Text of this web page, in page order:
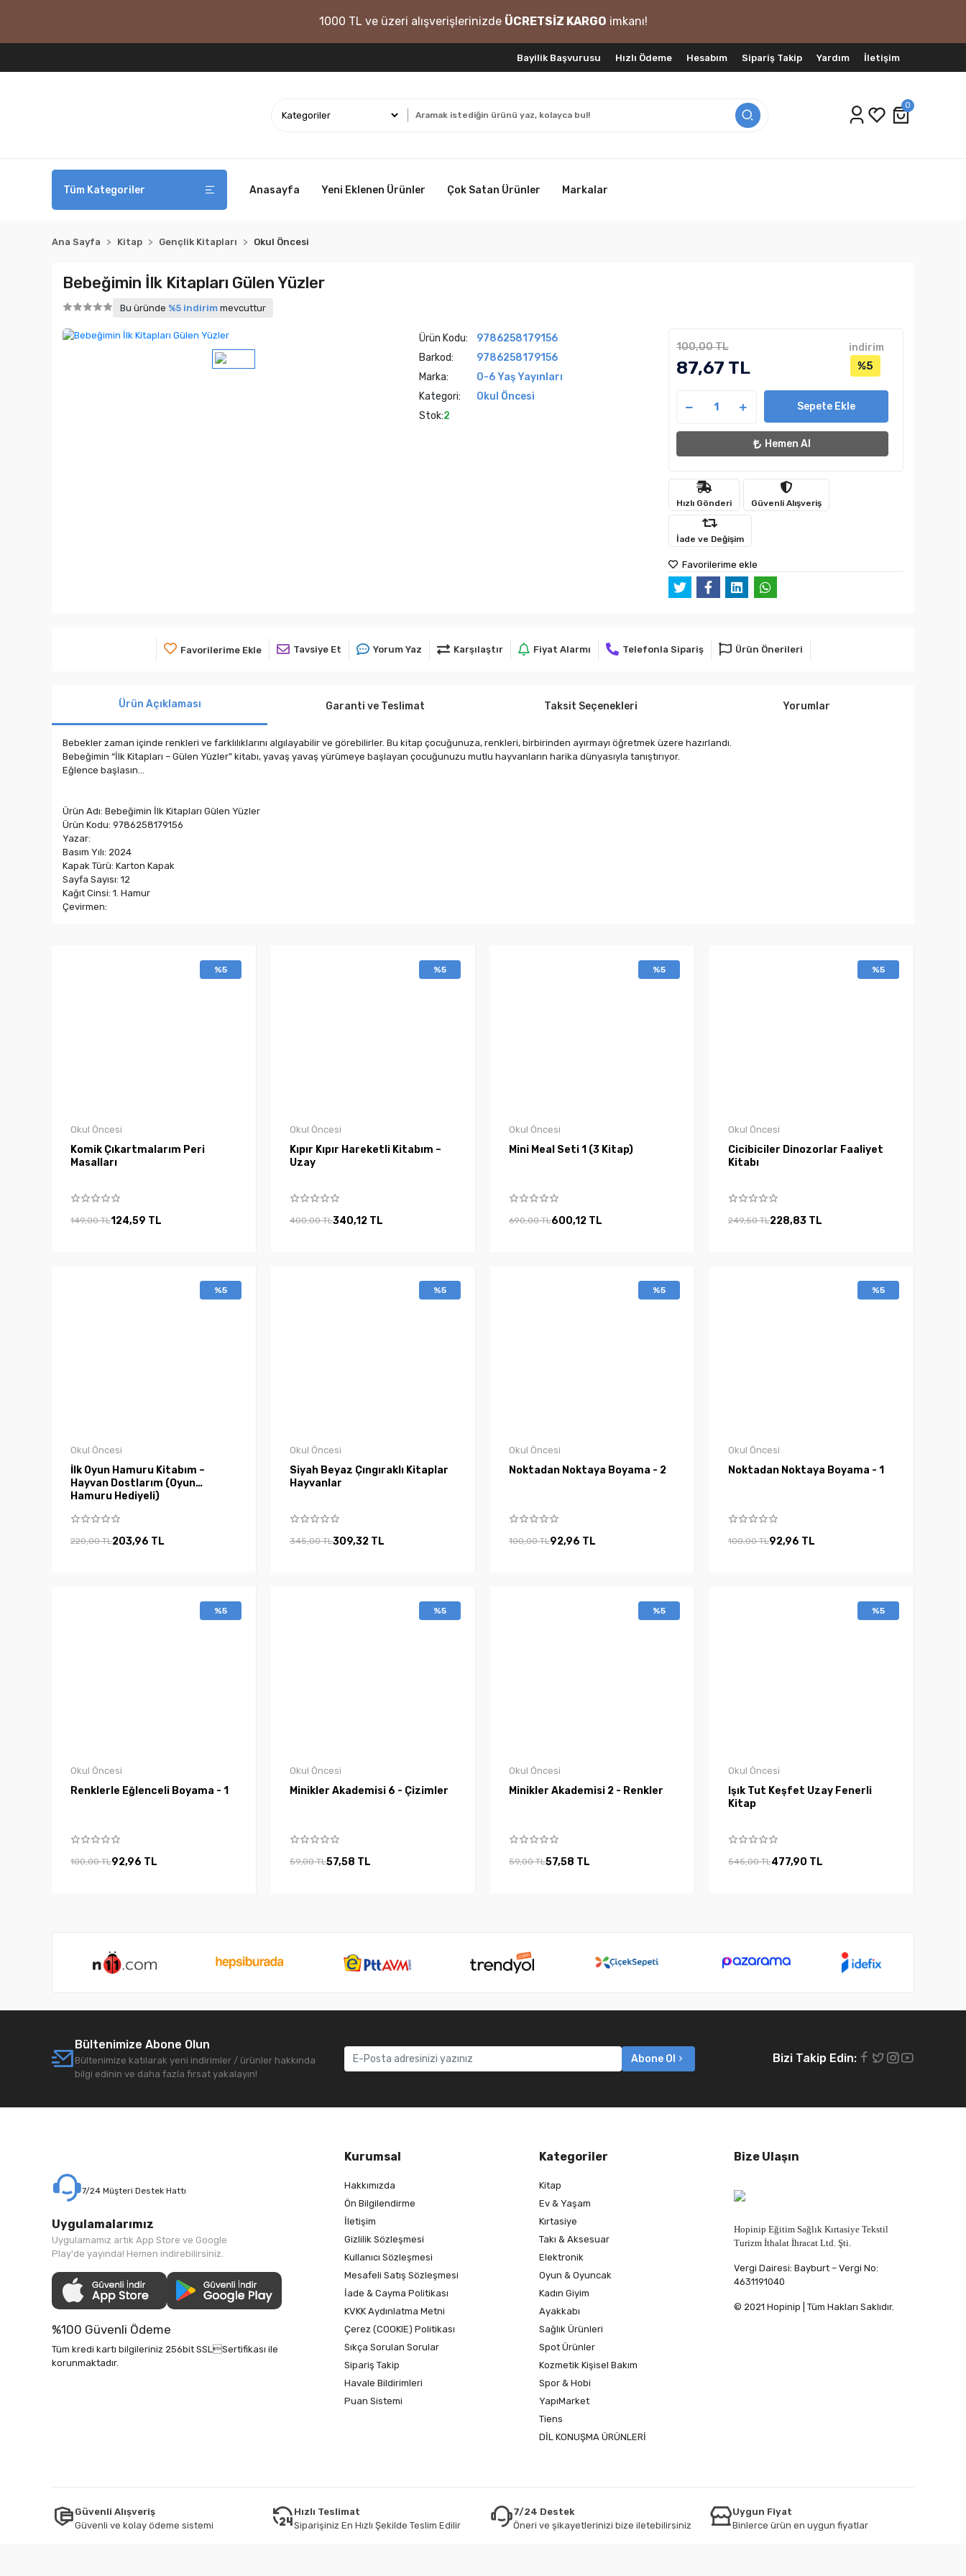
1000 TL ve üzeri alışverişlerinizde ÜCRETSİZ KARGO imkanı!
Bayilik Başvurusu Hızlı Ödeme Hesabım Sipariş Takip Yardım İletişim
0
Tüm Kategoriler Anasayfa Yeni Eklenen Ürünler Çok Satan Ürünler Markalar
Ana Sayfa Kitap Gençlik Kitapları Okul Öncesi
Bebeğimin İlk Kitapları Gülen Yüzler
Bu üründe %5 indirim mevcuttur
Ürün Kodu:
9786258179156
Barkod:
9786258179156
Marka:
0-6 Yaş Yayınları
Kategori:
Okul Öncesi
Stok:2
100,00 TL
87,67 TL
indirim
%5
Sepete Ekle
Hemen Al
Hızlı Gönderi Güvenli Alışveriş
İade ve Değişim
Favorilerime ekle
Favorilerime Ekle Tavsiye Et Yorum Yaz Karşılaştır Fiyat Alarmı Telefonla Sipariş Ürün Önerileri
Ürün Açıklaması Garanti ve Teslimat Taksit Seçenekleri Yorumlar
Bebekler zaman içinde renkleri ve farklılıklarını algılayabilir ve görebilirler. Bu kitap çocuğunuza, renkleri, birbirinden ayırmayı öğretmek üzere hazırlandı.
Bebeğimin “İlk Kitapları – Gülen Yüzler” kitabı, yavaş yavaş yürümeye başlayan çocuğunuzu mutlu hayvanların harika dünyasıyla tanıştırıyor.
Eğlence başlasın…
Ürün Adı: Bebeğimin İlk Kitapları Gülen Yüzler
Ürün Kodu: 9786258179156
Yazar:
Basım Yılı: 2024
Kapak Türü: Karton Kapak
Sayfa Sayısı: 12
Kağıt Cinsi: 1. Hamur
Çevirmen:
%5
Okul Öncesi
Komik Çıkartmalarım Peri
Masalları
149,00 TL124,59 TL
%5
Okul Öncesi
Kıpır Kıpır Hareketli Kitabım –
Uzay
400,00 TL340,12 TL
%5
Okul Öncesi
Mini Meal Seti 1 (3 Kitap)
690,00 TL600,12 TL
%5
Okul Öncesi
Cicibiciler Dinozorlar Faaliyet
Kitabı
249,50 TL228,83 TL
%5
Okul Öncesi
İlk Oyun Hamuru Kitabım –
Hayvan Dostlarım (Oyun
Hamuru Hediyeli)
220,00 TL203,96 TL
%5
Okul Öncesi
Siyah Beyaz Çıngıraklı Kitaplar
Hayvanlar
345,00 TL309,32 TL
%5
Okul Öncesi
Noktadan Noktaya Boyama - 2
100,00 TL92,96 TL
%5
Okul Öncesi
Noktadan Noktaya Boyama - 1
100,00 TL92,96 TL
%5
Okul Öncesi
Renklerle Eğlenceli Boyama - 1
100,00 TL92,96 TL
%5
Okul Öncesi
Minikler Akademisi 6 - Çizimler
59,00 TL57,58 TL
%5
Okul Öncesi
Minikler Akademisi 2 - Renkler
59,00 TL57,58 TL
%5
Okul Öncesi
Işık Tut Keşfet Uzay Fenerli
Kitap
545,00 TL477,90 TL
Bültenimize Abone Olun
Bültenimize katılarak yeni indirimler / ürünler hakkında
bilgi edinin ve daha fazla fırsat yakalayın!
Abone Ol Bizi Takip Edin:
7/24 Müşteri Destek Hattı
Uygulamalarımız
Uygulamamız artık App Store ve Google
Play'de yayında! Hemen indirebilirsiniz.
%100 Güvenli Ödeme
Tüm kredi kartı bilgileriniz 256bit SSLSertifikası ile
korunmaktadır.
Kurumsal
Hakkımızda
Ön Bilgilendirme
İletişim
Gizlilik Sözleşmesi
Kullanıcı Sözleşmesi
Mesafeli Satış Sözleşmesi
İade & Cayma Politikası
KVKK Aydınlatma Metni
Çerez (COOKIE) Politikası
Sıkça Sorulan Sorular
Sipariş Takip
Havale Bildirimleri
Puan Sistemi
Kategoriler
Kitap
Ev & Yaşam
Kırtasiye
Takı & Aksesuar
Elektronik
Oyun & Oyuncak
Kadın Giyim
Ayakkabı
Sağlık Ürünleri
Spot Ürünler
Kozmetik Kişisel Bakım
Spor & Hobi
YapıMarket
Tiens
DİL KONUŞMA ÜRÜNLERİ
Bize Ulaşın
Hopinip Eğitim Sağlık Kırtasiye Tekstil
Turizm İthalat İhracat Ltd. Şti.
Vergi Dairesi: Bayburt – Vergi No:
4631191040
© 2021 Hopinip | Tüm Hakları Saklıdır.
Güvenli Alışveriş
Güvenli ve kolay ödeme sistemi
Hızlı Teslimat
Siparişiniz En Hızlı Şekilde Teslim Edilir
7/24 Destek
Öneri ve şikayetlerinizi bize iletebilirsiniz
Uygun Fiyat
Binlerce ürün en uygun fiyatlar